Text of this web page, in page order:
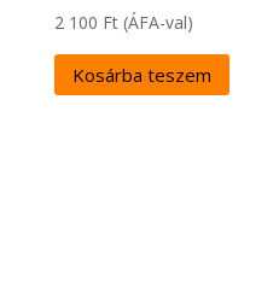
2 100 Ft (ÁFA-val)
Kosárba teszem